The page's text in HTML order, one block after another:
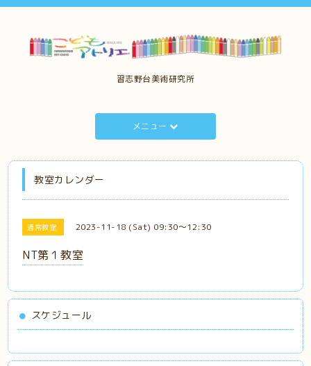
習志野台美術研究所
メニュー
教室カレンダー
通常教室 2023-11-18 (Sat) 09:30～12:30
NT第１教室
スケジュール